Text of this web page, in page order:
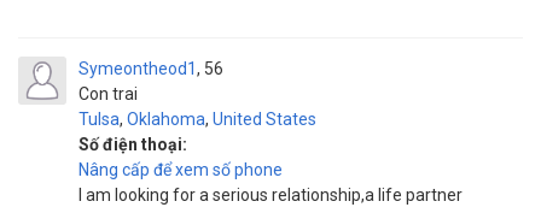
Symeontheod1
Con trai
56
Tulsa, Oklahoma, United States
Số điện thoại:
Nâng cấp để xem số phone
I am looking for a serious relationship,a life partner